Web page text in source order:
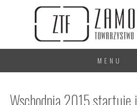
MENU
Wschodnia 2015 startuje